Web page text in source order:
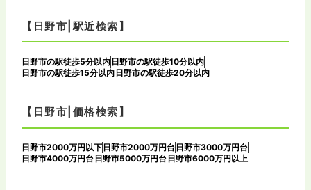
【日野市|駅近検索】
日野市の駅徒歩5分以内日野市の駅徒歩10分以内
日野市の駅徒歩15分以内日野市の駅徒歩20分以内
【日野市|価格検索】
日野市2000万円以下 日野市2000万円台 日野市3000万円台
日野市4000万円台 日野市5000万円台 日野市6000万円以上